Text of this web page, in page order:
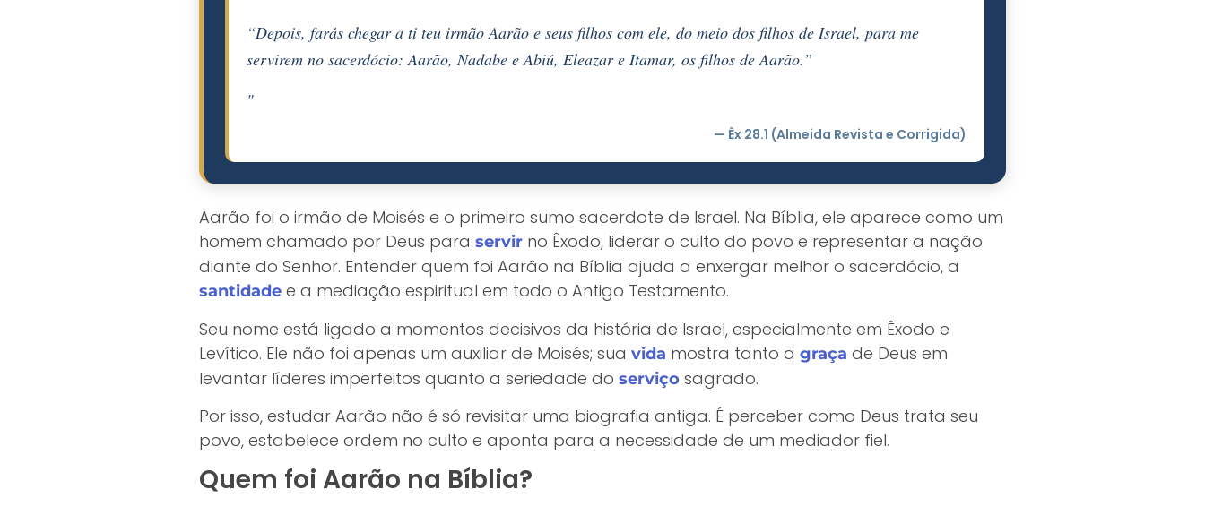
“Depois, farás chegar a ti teu irmão Aarão e seus filhos com ele, do meio dos filhos de Israel, para me
servirem no sacerdócio: Aarão, Nadabe e Abiú, Eleazar e Itamar, os filhos de Aarão.”
"
— Êx 28.1 (Almeida Revista e Corrigida)
Aarão foi o irmão de Moisés e o primeiro sumo sacerdote de Israel. Na Bíblia, ele aparece como um
homem chamado por Deus para servir no Êxodo, liderar o culto do povo e representar a nação
diante do Senhor. Entender quem foi Aarão na Bíblia ajuda a enxergar melhor o sacerdócio, a
santidade e a mediação espiritual em todo o Antigo Testamento.
Seu nome está ligado a momentos decisivos da história de Israel, especialmente em Êxodo e
Levítico. Ele não foi apenas um auxiliar de Moisés; sua vida mostra tanto a graça de Deus em
levantar líderes imperfeitos quanto a seriedade do serviço sagrado.
Por isso, estudar Aarão não é só revisitar uma biografia antiga. É perceber como Deus trata seu
povo, estabelece ordem no culto e aponta para a necessidade de um mediador fiel.
Quem foi Aarão na Bíblia?